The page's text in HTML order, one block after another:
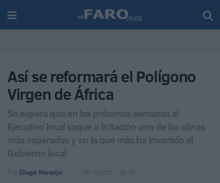
Así se reformará el Polígono
Virgen de África
Se espera que en las próximas semanas el
Ejecutivo local saque a licitación una de las obras
más esperadas y en la que más ha invertido el
Gobierno local
Por Diego Naranjo 08/12/2021 - 08:00